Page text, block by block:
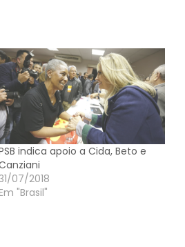
indica apoio a Cida, Beto e
07/2018
Em "Brasil"